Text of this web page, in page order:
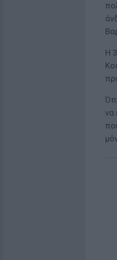
Η
να